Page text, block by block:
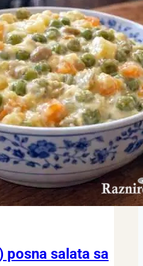
posna salata sa